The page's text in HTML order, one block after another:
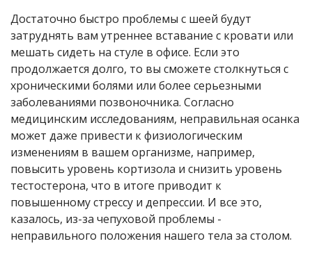
Достаточно быстро проблемы с шеей будут
затруднять вам утреннее вставание с кровати или
мешать сидеть на стуле в офисе. Если это
продолжается долго, то вы сможете столкнуться с
хроническими болями или более серьезными
заболеваниями позвоночника. Согласно
медицинским исследованиям, неправильная осанка
может даже привести к физиологическим
изменениям в вашем организме, например,
повысить уровень кортизола и снизить уровень
тестостерона, что в итоге приводит к
повышенному стрессу и депрессии. И все это,
казалось, из-за чепуховой проблемы -
неправильного положения нашего тела за столом.